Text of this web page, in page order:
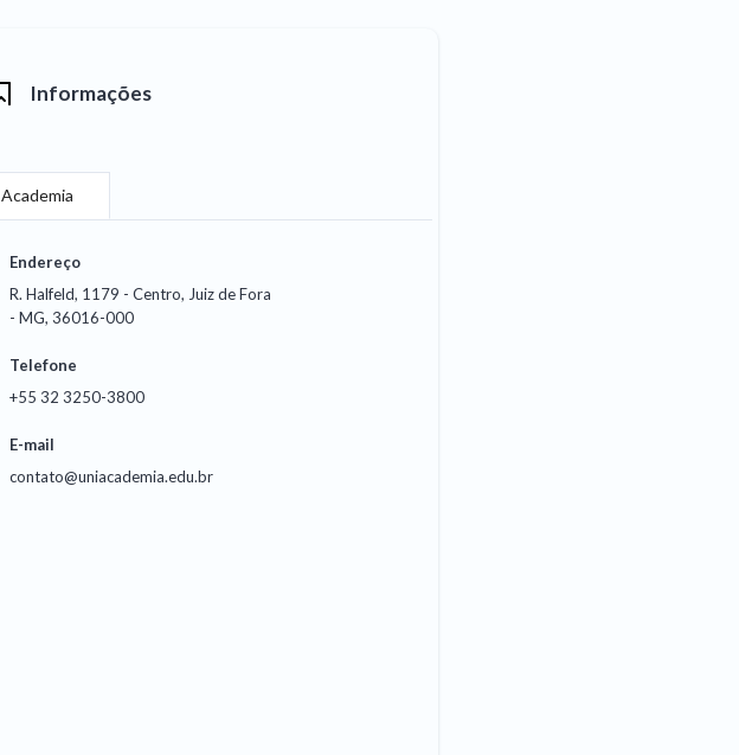
Informações
Academia
Endereço
R. Halfeld, 1179 - Centro, Juiz de Fora
- MG, 36016-000
Telefone
+55 32 3250-3800
E-mail
contato@uniacademia.edu.br